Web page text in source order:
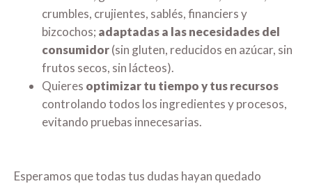
crumbles, crujientes, sablés, financiers y
bizcochos; adaptadas a las necesidades del
consumidor(sin gluten, reducidos en azúcar, sin
frutos secos, sin lácteos).
Quieres optimizar tu tiempo y tus recursos
controlando todos los ingredientes y procesos,
evitando pruebas innecesarias.
Esperamos que todas tus dudas hayan quedado